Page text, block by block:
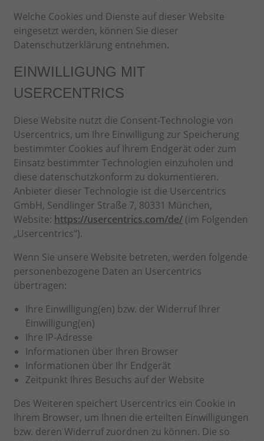
Welche Cookies und Dienste auf dieser Website
eingesetzt werden, können Sie dieser
Datenschutzerklärung entnehmen.
EINWILLIGUNG MIT
USERCENTRICS
Diese Website nutzt die Consent-Technologie von
Usercentrics, um Ihre Einwilligung zur Speicherung
bestimmter Cookies auf Ihrem Endgerät oder zum
Einsatz bestimmter Technologien einzuholen und
diese datenschutzkonform zu dokumentieren.
Anbieter dieser Technologie ist die Usercentrics
GmbH, Sendlinger Straße 7, 80331 München,
Website: https://usercentrics.com/de/ (im Folgenden
„Usercentrics“).
Wenn Sie unsere Website betreten, werden folgende
personenbezogene Daten an Usercentrics
übertragen:
Ihre Einwilligung(en) bzw. der Widerruf Ihrer
Einwilligung(en)
Ihre IP-Adresse
Informationen über Ihren Browser
Informationen über Ihr Endgerät
Zeitpunkt Ihres Besuchs auf der Website
Des Weiteren speichert Usercentrics ein Cookie in
Ihrem Browser, um Ihnen die erteilten Einwilligungen
bzw. deren Widerruf zuordnen zu können. Die so